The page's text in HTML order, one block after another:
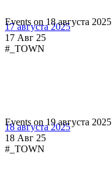
17 августа 2025
17 Авг 25
#_TOWN
Events on 18 августа 2025
18 августа 2025
18 Авг 25
#_TOWN
Events on 19 августа 2025